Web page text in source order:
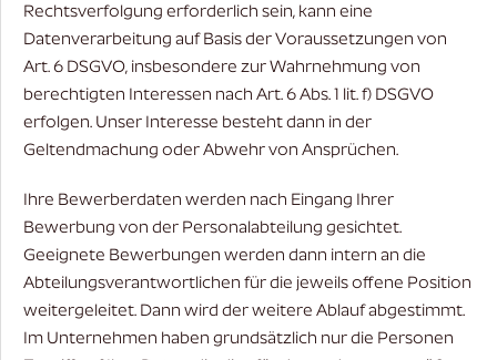
Rechtsverfolgung erforderlich sein, kann eine
Datenverarbeitung auf Basis der Voraussetzungen von
Art. 6 DSGVO, insbesondere zur Wahrnehmung von
berechtigten Interessen nach Art. 6 Abs. 1 lit. f) DSGVO
erfolgen. Unser Interesse besteht dann in der
Geltendmachung oder Abwehr von Ansprüchen.
Ihre Bewerberdaten werden nach Eingang Ihrer
Bewerbung von der Personalabteilung gesichtet.
Geeignete Bewerbungen werden dann intern an die
Abteilungsverantwortlichen für die jeweils offene Position
weitergeleitet. Dann wird der weitere Ablauf abgestimmt.
Im Unternehmen haben grundsätzlich nur die Personen